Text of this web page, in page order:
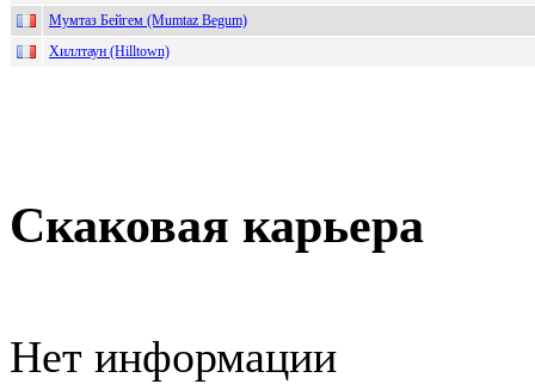
Мумтаз Бейгем (Mumtaz Begum)
Хиллтаун (Hilltown)
Скаковая карьера
Нет информации